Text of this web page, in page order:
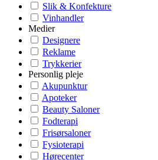
Slik & Konfekture
Vinhandler
Medier
Designere
Reklame
Trykkerier
Personlig pleje
Akupunktur
Apoteker
Beauty Saloner
Fodterapi
Frisørsaloner
Fysioterapi
Hørecenter